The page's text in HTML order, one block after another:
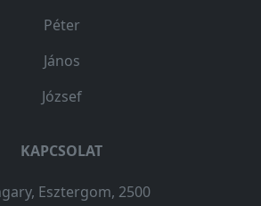
Péter
János
József
KAPCSOLAT
Esztergom, 2500